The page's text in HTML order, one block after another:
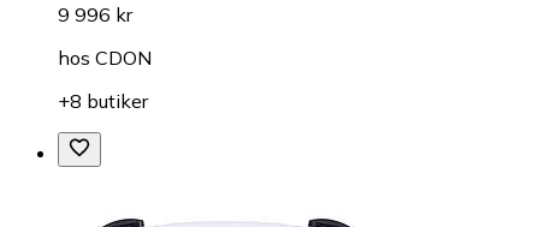
9 996 kr
hos CDON
+8 butiker